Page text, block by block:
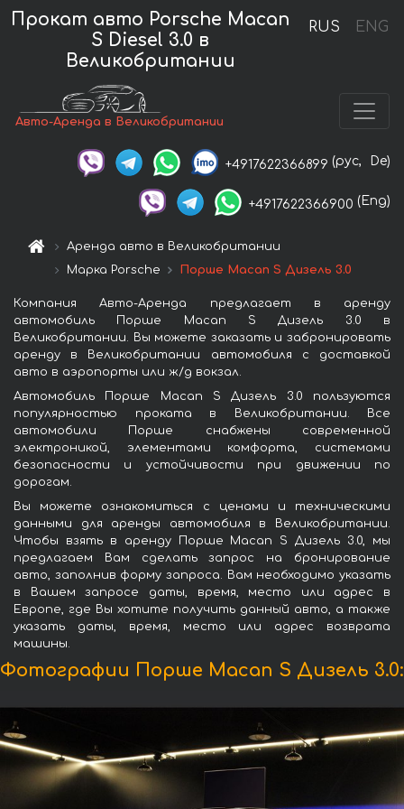
RUS ENG
Прокат авто Porsche Macan
S Diesel 3.0 в
Великобритании
Авто-Аренда в Великобритании
+4917622366899 (рус, De)
+4917622366900 (Eng)
Аренда авто в Великобритании
Марка Porsche
Порше Macan S Дизель 3.0
Компания Авто-Аренда предлагает в аренду
автомобиль Порше Macan S Дизель 3.0 в
Великобритании. Вы можете заказать и забронировать
аренду в Великобритании автомобиля с доставкой
авто в аэропорты или ж/д вокзал.
Автомобиль Порше Macan S Дизель 3.0 пользуются
популярностью проката в Великобритании. Все
автомобили Порше снабжены современной
электроникой, элементами комфорта, системами
безопасности и устойчивости при движении по
дорогам.
Вы можете ознакомиться с ценами и техническими
данными для аренды автомобиля в Великобритании.
Чтобы взять в аренду Порше Macan S Дизель 3.0, мы
предлагаем Вам сделать запрос на бронирование
авто, заполнив форму запроса. Вам необходимо указать
в Вашем запросе даты, время, место или адрес в
Европе, где Вы хотите получить данный авто, а также
указать даты, время, место или адрес возврата
машины.
Фотографии Порше Macan S Дизель 3.0: